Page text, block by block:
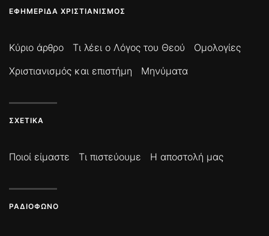
ΕΦΗΜΕΡΊΔΑ ΧΡΙΣΤΙΑΝΙΣΜΌΣ
Κύριο άρθρο Τι λέει ο Λόγος του Θεού
Ομολογίες
Χριστιανισμός και επιστήμη
Μηνύματα
ΣΧΕΤΙΚΆ
Ποιοί είμαστε Τι πιστεύουμε Η αποστολή μας
ΡΑΔΙΌΦΩΝΟ